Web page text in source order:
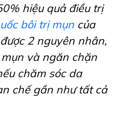
hiệu quả điều trị
bôi trị mụn của
2 nguyên nhân,
và ngăn chặn
chăm sóc da
chế gần như tất cả